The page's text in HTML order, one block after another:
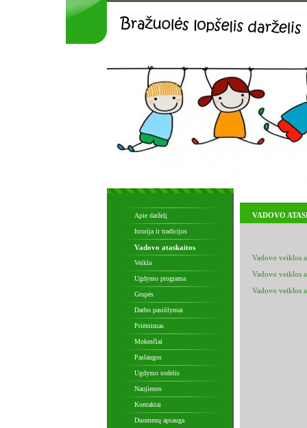
Apie darželį
Istorija ir tradicijos
Vadovo ataskaitos
Veikla
Ugdymo programa
Grupės
Darbo pasiūlymai
Priėmimas
Mokesčiai
Paslaugos
Ugdymo sodelis
Naujienos
Kontaktai
Duomenų apsauga
VADOVO
Vadovo veiklos
Vadovo veiklos
Vadovo veiklos